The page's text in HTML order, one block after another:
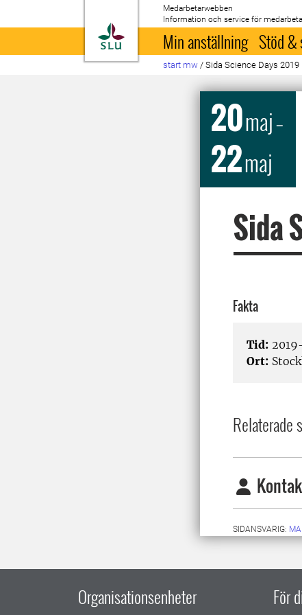
Till startsida
Medarbetarwebben
Information och service för
Min anställning Stöd &
start mw / Sida Science Days 2019
20maj–
22maj
Sida
Fakta
Tid:
Ort:
Relaterade
SIDANSVARIG:
Organisationsenheter För